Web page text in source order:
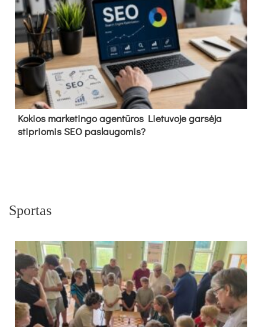
Kokios marketingo agentūros Lietuvoje garsėja
stipriomis SEO paslaugomis?
Sportas